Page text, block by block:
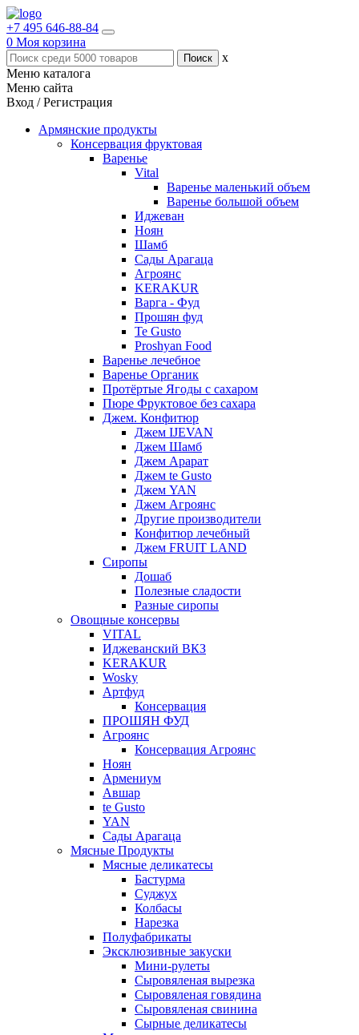
+7 495 646-88-84
0 Моя корзина
x
Меню каталога
Меню сайта
Вход / Регистрация
Армянские продукты
Консервация фруктовая
Варенье
Vital
Варенье маленький объем
Варенье большой объем
Иджеван
Ноян
Шамб
Сады Арагаца
Агроянс
KERAKUR
Варга - Фуд
Прошян фуд
Te Gusto
Proshyan Food
Варенье лечебное
Варенье Органик
Протёртые Ягоды с сахаром
Пюре Фруктовое без сахара
Джем. Конфитюр
Джем IJEVAN
Джем Шамб
Джем Арарат
Джем te Gusto
Джем YAN
Джем Агроянс
Другие производители
Конфитюр лечебный
Джем FRUIT LAND
Сиропы
Дошаб
Полезные сладости
Разные сиропы
Овощные консервы
VITAL
Иджеванский ВКЗ
KERAKUR
Wosky
Артфуд
Консервация
ПРОШЯН ФУД
Агроянс
Консервация Агроянс
Ноян
Армениум
Авшар
te Gusto
YAN
Сады Арагаца
Мясные Продукты
Мясные деликатесы
Бастурма
Суджух
Колбасы
Нарезка
Полуфабрикаты
Эксклюзивные закуски
Мини-рулеты
Сыровяленая вырезка
Сыровяленая говядина
Сыровяленая свинина
Сырные деликатесы